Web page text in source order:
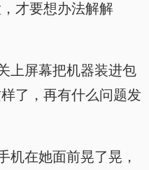
才要想办法解解
上屏幕把机器装进包
了，再有什么问题发
机在她面前晃了晃，